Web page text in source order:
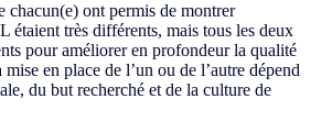
chacun(e) ont permis de montrer
étaient très différents, mais tous les deux
pour améliorer en profondeur la qualité
en place de l’un ou de l’autre dépend
du but recherché et de la culture de